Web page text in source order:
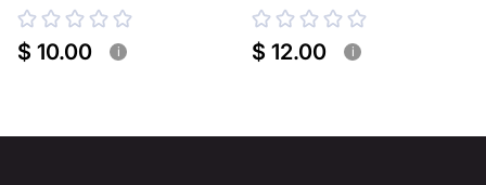
плазменной резки
$ 10.00 i $ 12.00 i